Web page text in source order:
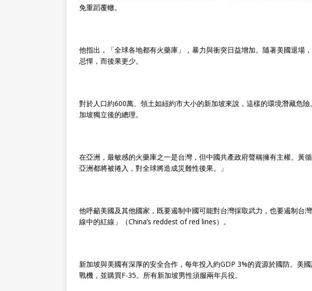
免重蹈覆轍。
他指出，「全球各地都有火藥庫」，暴力與衝突日益增加。隨著美國退場
忌憚，而後果更少。
對於人口約600萬、領土如紐約市大小的新加坡來說，這樣的環境潛藏危
加坡獨立後的總理。
在亞洲，最敏感的火藥庫之一是台灣，但中國共產政府聲稱擁有主權。黃
亞洲都將被捲入，對全球將造成災難性後果。」
他呼籲美國及其他國家，既要遏制中國可能對台灣採取武力，也要遏制台
線中的紅線」（China’s reddest of red lines）。
新加坡與美國有深厚的安全合作，每年投入約GDP 3%的資源於國防。美
戰機，並購買F-35。所有新加坡男性須服兩年兵役。